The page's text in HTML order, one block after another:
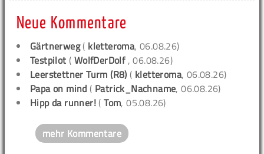
Neue Kommentare
Gärtnerweg( kletteroma, 06.08.26)
Testpilot ( WolfDerDolf , 06.08.26)
Leerstettner Turm (R8) ( kletteroma, 06.08.26)
Papa on mind ( Patrick_Nachname, 06.08.26)
Hipp da runner! (Tom, 05.08.26)
mehr Kommentare